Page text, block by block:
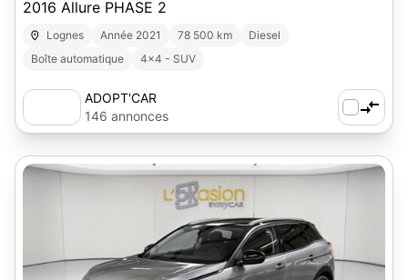
2016 Allure PHASE 2
Lognes Année 2021 78 500 km
Diesel
Boîte automatique
4x4 - SUV
ADOPT'CAR
146 annonces